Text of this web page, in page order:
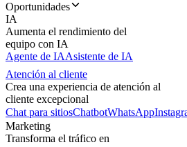
Oportunidades
IA
Aumenta el rendimiento del
equipo con IA
Agente de IAAsistente de IA
Atención al cliente
Crea una experiencia de atención al
cliente excepcional
Chat para sitiosChatbotWhatsApp
Marketing
Transforma el tráfico en